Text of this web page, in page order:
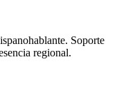
Soporte
regional.